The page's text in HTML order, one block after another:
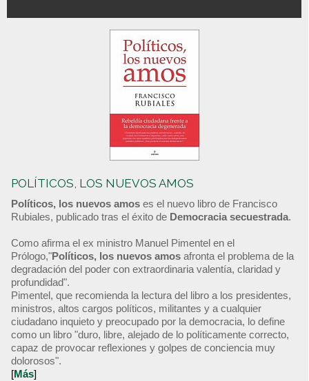
POLÍTICOS, LOS NUEVOS AMOS
Políticos, los nuevos amos es el nuevo libro de Francisco
Rubiales, publicado tras el éxito de Democracia secuestrada.
Como afirma el ex ministro Manuel Pimentel en el
Prólogo,"Políticos, los nuevos amos afronta el problema de la
degradación del poder con extraordinaria valentía, claridad y
profundidad".
Pimentel, que recomienda la lectura del libro a los presidentes,
ministros, altos cargos políticos, militantes y a cualquier
ciudadano inquieto y preocupado por la democracia, lo define
como un libro "duro, libre, alejado de lo políticamente correcto,
capaz de provocar reflexiones y golpes de conciencia muy
dolorosos".
[Más]